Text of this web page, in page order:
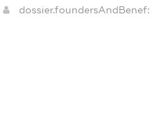
dossier.foundersAndBenef: